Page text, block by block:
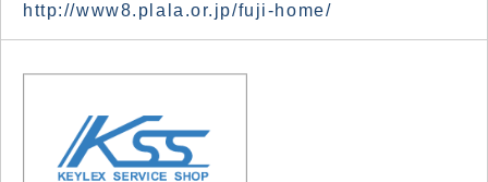
http://www8.plala.or.jp/fuji-home/